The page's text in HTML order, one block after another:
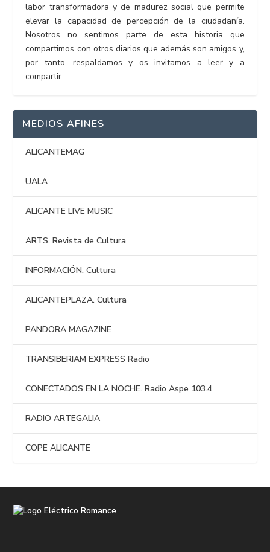
labor transformadora y de madurez social que permite
elevar la capacidad de percepción de la ciudadanía.
Nosotros no sentimos parte de esta historia que
compartimos con otros diarios que además son amigos y,
por tanto, respaldamos y os invitamos a leer y a
compartir.
MEDIOS AFINES
ALICANTEMAG
UALA
ALICANTE LIVE MUSIC
ARTS. Revista de Cultura
INFORMACIÓN. Cultura
ALICANTEPLAZA. Cultura
PANDORA MAGAZINE
TRANSIBERIAM EXPRESS Radio
CONECTADOS EN LA NOCHE. Radio Aspe 103.4
RADIO ARTEGALIA
COPE ALICANTE